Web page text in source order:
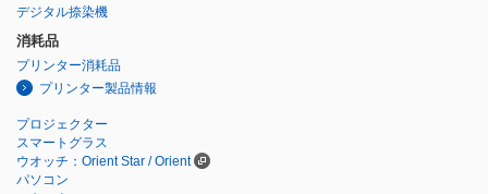
デジタル捺染機
消耗品
プリンター消耗品
プリンター製品情報
プロジェクター
スマートグラス
ウオッチ：Orient Star / Orient
パソコン